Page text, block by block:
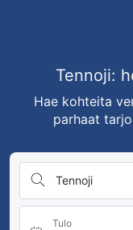
Tennoji:
Hae kohteita
parhaat
Tennoji
Tulo